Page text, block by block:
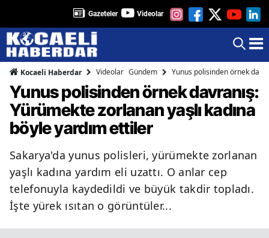
Gazeteler Videolar
Kocaeli Haberdar Videolar Gündem Yunus polisinden örnek
Yunus polisinden örnek davranış:
Yürümekte zorlanan yaşlı kadına
böyle yardım ettiler
Sakarya'da yunus polisleri, yürümekte zorlanan
yaşlı kadına yardım eli uzattı. O anlar cep
telefonuyla kaydedildi ve büyük takdir topladı.
İşte yürek ısıtan o görüntüler...